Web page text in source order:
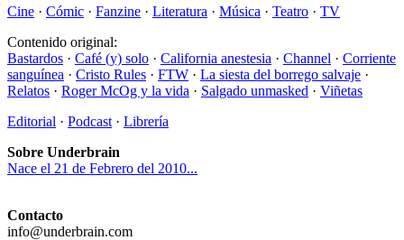
Cine · Cómic · Fanzine · Literatura · Música · Teatro · TV
Contenido original:
Bastardos · Café (y) solo · California anestesia · Channel · Corriente
sanguínea · Cristo Rules · FTW · La siesta del borrego salvaje ·
Relatos · Roger McOg y la vida · Salgado unmasked · Viñetas
Editorial · Podcast · Librería
Sobre Underbrain
Nace el 21 de Febrero del 2010...
Contacto
info@underbrain.com